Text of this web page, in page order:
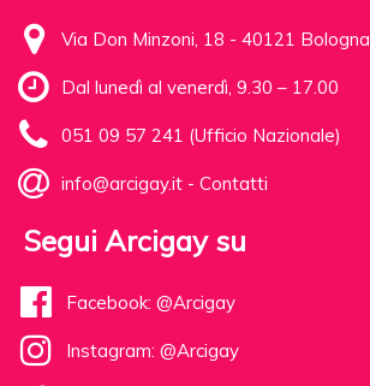
Via Don Minzoni, 18 - 40121 Bologna
Dal lunedì al venerdì, 9.30 – 17.00
051 09 57 241 (Ufficio Nazionale)
info@arcigay.it - Contatti
Segui Arcigay su
Facebook: @Arcigay
Instagram: @Arcigay